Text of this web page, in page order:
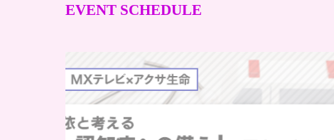
EVENT SCHEDULE